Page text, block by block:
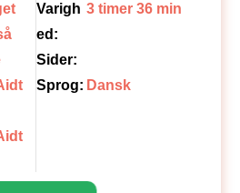
Varigh
ed:
3 timer 36 min
Sider:
Sprog: Dansk